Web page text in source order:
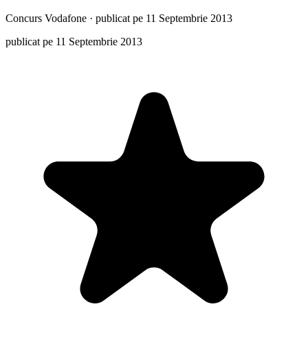
Concurs Vodafone · publicat pe 11 Septembrie 2013
publicat pe 11 Septembrie 2013